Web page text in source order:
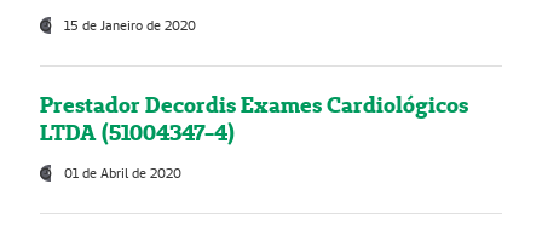
15 de Janeiro de 2020
Prestador Decordis Exames Cardiológicos
LTDA (51004347-4)
01 de Abril de 2020